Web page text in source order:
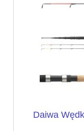
Daiwa